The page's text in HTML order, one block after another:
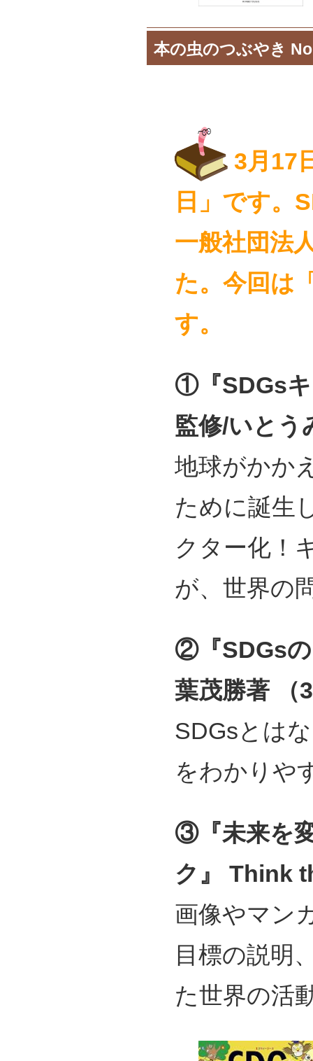
本の虫のつぶやき
3月17
日 」です。
一般社団法
た。今回は
す。
①『SDGs
監修/いとう
地球がかか
ために誕生
クター化！
が、世界の
②『SDGs
葉茂勝著 （
SDGsとは
をわかりや
③『未来を
ク 』 Think
画像やマン
目標の説明
た世界の活